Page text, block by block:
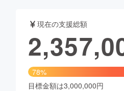
フォーマンス
・飲食店
漫画
現在の支援総額
78%
目標金額は3,000,000円